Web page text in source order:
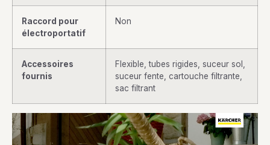
Raccord pour
électroportatif
Non
Accessoires
fournis
Flexible, tubes rigides, suceur sol,
suceur fente, cartouche filtrante,
sac filtrant